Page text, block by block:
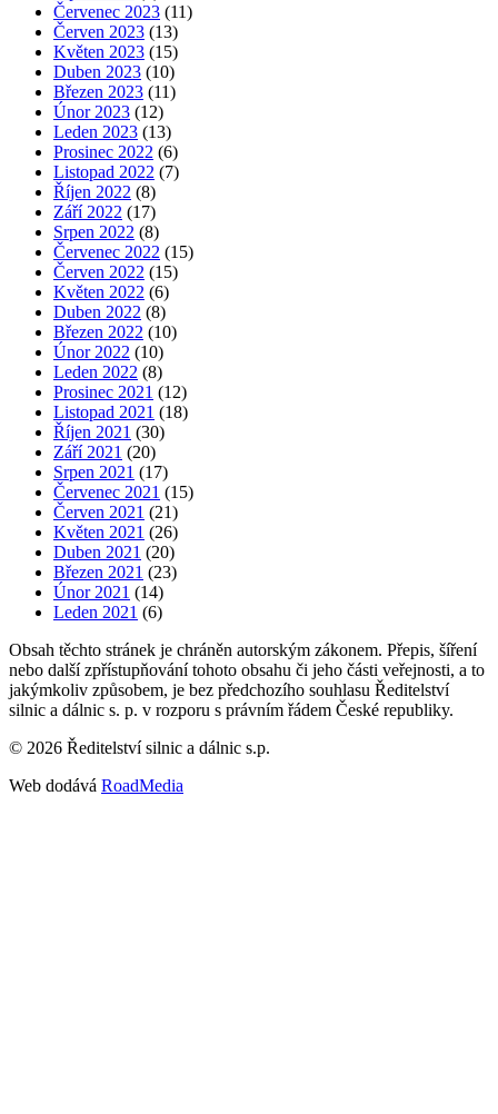
Červenec 2023 (11)
Červen 2023 (13)
Květen 2023 (15)
Duben 2023 (10)
Březen 2023 (11)
Únor 2023 (12)
Leden 2023 (13)
Prosinec 2022 (6)
Listopad 2022 (7)
Říjen 2022 (8)
Září 2022 (17)
Srpen 2022 (8)
Červenec 2022 (15)
Červen 2022 (15)
Květen 2022 (6)
Duben 2022 (8)
Březen 2022 (10)
Únor 2022 (10)
Leden 2022 (8)
Prosinec 2021 (12)
Listopad 2021 (18)
Říjen 2021 (30)
Září 2021 (20)
Srpen 2021 (17)
Červenec 2021 (15)
Červen 2021 (21)
Květen 2021 (26)
Duben 2021 (20)
Březen 2021 (23)
Únor 2021 (14)
Leden 2021 (6)
Obsah těchto stránek je chráněn autorským zákonem. Přepis, šíření
nebo další zpřístupňování tohoto obsahu či jeho části veřejnosti, a to
jakýmkoliv způsobem, je bez předchozího souhlasu Ředitelství
silnic a dálnic s. p. v rozporu s právním řádem České republiky.
© 2026 Ředitelství silnic a dálnic s.p.
Web dodává RoadMedia